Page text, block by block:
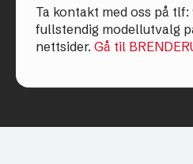
Ta kontakt med oss på tlf:
fullstendig modellutvalg
nettsider. Gå til